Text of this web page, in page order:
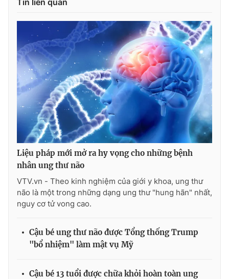
Tin liên quan
Liệu pháp mới mở ra hy vọng cho những bệnh
nhân ung thư não
VTV.vn - Theo kinh nghiệm của giới y khoa, ung thư
não là một trong những dạng ung thư "hung hãn" nhất,
nguy cơ tử vong cao.
Cậu bé ung thư não được Tổng thống Trump
"bổ nhiệm" làm mật vụ Mỹ
Cậu bé 13 tuổi được chữa khỏi hoàn toàn ung